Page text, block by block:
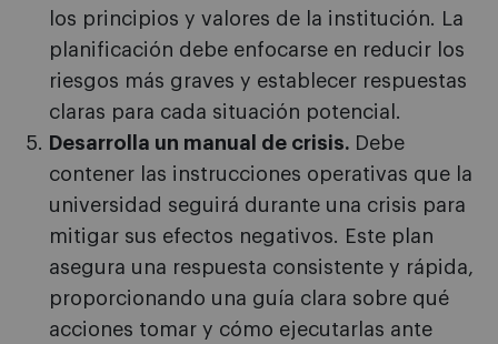
los principios y valores de la institución. La
planificación debe enfocarse en reducir los
riesgos más graves y establecer respuestas
claras para cada situación potencial.
Desarrolla un manual de crisis. Debe
contener las instrucciones operativas que la
universidad seguirá durante una crisis para
mitigar sus efectos negativos. Este plan
asegura una respuesta consistente y rápida,
proporcionando una guía clara sobre qué
acciones tomar y cómo ejecutarlas ante